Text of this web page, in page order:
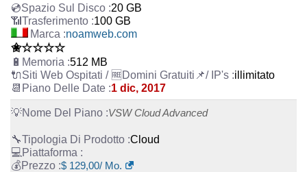
20 GB
100 GB
noamweb.com
✬☆☆☆☆
512 MB
illimitato
1 dic, 2017
VSW Cloud Advanced
Cloud
$ 129,00/ Mo.